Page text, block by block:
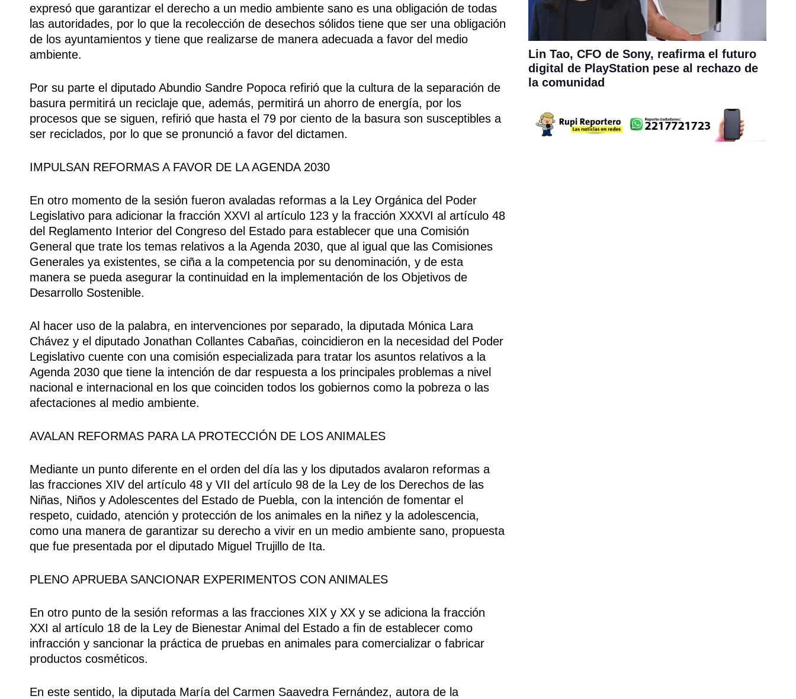
expresó que garantizar el derecho a un medio ambiente sano es una obligación de todas
las autoridades, por lo que la recolección de desechos sólidos tiene que ser una obligación
de los ayuntamientos y tiene que realizarse de manera adecuada a favor del medio
ambiente.
Por su parte el diputado Abundio Sandre Popoca refirió que la cultura de la separación de
basura permitirá un reciclaje que, además, permitirá un ahorro de energía, por los
procesos que se siguen, refirió que hasta el 79 por ciento de la basura son susceptibles a
ser reciclados, por lo que se pronunció a favor del dictamen.
IMPULSAN REFORMAS A FAVOR DE LA AGENDA 2030
En otro momento de la sesión fueron avaladas reformas a la Ley Orgánica del Poder
Legislativo para adicionar la fracción XXVI al artículo 123 y la fracción XXXVI al artículo 48
del Reglamento Interior del Congreso del Estado para establecer que una Comisión
General que trate los temas relativos a la Agenda 2030, que al igual que las Comisiones
Generales ya existentes, se ciña a la competencia por su denominación, y de esta
manera se pueda asegurar la continuidad en la implementación de los Objetivos de
Desarrollo Sostenible.
Al hacer uso de la palabra, en intervenciones por separado, la diputada Mónica Lara
Chávez y el diputado Jonathan Collantes Cabañas, coincidieron en la necesidad del Poder
Legislativo cuente con una comisión especializada para tratar los asuntos relativos a la
Agenda 2030 que tiene la intención de dar respuesta a los principales problemas a nivel
nacional e internacional en los que coinciden todos los gobiernos como la pobreza o las
afectaciones al medio ambiente.
AVALAN REFORMAS PARA LA PROTECCIÓN DE LOS ANIMALES
Mediante un punto diferente en el orden del día las y los diputados avalaron reformas a
las fracciones XIV del artículo 48 y VII del artículo 98 de la Ley de los Derechos de las
Niñas, Niños y Adolescentes del Estado de Puebla, con la intención de fomentar el
respeto, cuidado, atención y protección de los animales en la niñez y la adolescencia,
como una manera de garantizar su derecho a vivir en un medio ambiente sano, propuesta
que fue presentada por el diputado Miguel Trujillo de Ita.
PLENO APRUEBA SANCIONAR EXPERIMENTOS CON ANIMALES
En otro punto de la sesión reformas a las fracciones XIX y XX y se adiciona la fracción
XXI al artículo 18 de la Ley de Bienestar Animal del Estado a fin de establecer como
infracción y sancionar la práctica de pruebas en animales para comercializar o fabricar
productos cosméticos.
En este sentido, la diputada María del Carmen Saavedra Fernández, autora de la
Lin Tao, CFO de Sony, reafirma el futuro
digital de PlayStation pese al rechazo de
la comunidad